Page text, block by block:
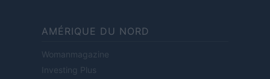
AMÉRIQUE DU NORD
Womanmagazine
Investing Plus